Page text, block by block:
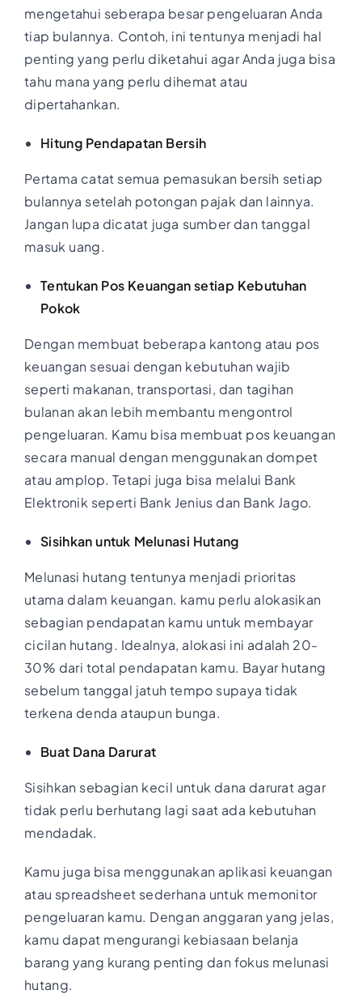
mengetahui seberapa besar pengeluaran Anda
tiap bulannya. Contoh, ini tentunya menjadi hal
penting yang perlu diketahui agar Anda juga bisa
tahu mana yang perlu dihemat atau
dipertahankan.
Hitung Pendapatan Bersih
Pertama catat semua pemasukan bersih setiap
bulannya setelah potongan pajak dan lainnya.
Jangan lupa dicatat juga sumber dan tanggal
masuk uang.
Tentukan Pos Keuangan setiap Kebutuhan
Pokok
Dengan membuat beberapa kantong atau pos
keuangan sesuai dengan kebutuhan wajib
seperti makanan, transportasi, dan tagihan
bulanan akan lebih membantu mengontrol
pengeluaran. Kamu bisa membuat pos keuangan
secara manual dengan menggunakan dompet
atau amplop. Tetapi juga bisa melalui Bank
Elektronik seperti Bank Jenius dan Bank Jago.
Sisihkan untuk Melunasi Hutang
Melunasi hutang tentunya menjadi prioritas
utama dalam keuangan. kamu perlu alokasikan
sebagian pendapatan kamu untuk membayar
cicilan hutang. Idealnya, alokasi ini adalah 20-
30% dari total pendapatan kamu. Bayar hutang
sebelum tanggal jatuh tempo supaya tidak
terkena denda ataupun bunga.
Buat Dana Darurat
Sisihkan sebagian kecil untuk dana darurat agar
tidak perlu berhutang lagi saat ada kebutuhan
mendadak.
Kamu juga bisa menggunakan aplikasi keuangan
atau spreadsheet sederhana untuk memonitor
pengeluaran kamu. Dengan anggaran yang jelas,
kamu dapat mengurangi kebiasaan belanja
barang yang kurang penting dan fokus melunasi
hutang.